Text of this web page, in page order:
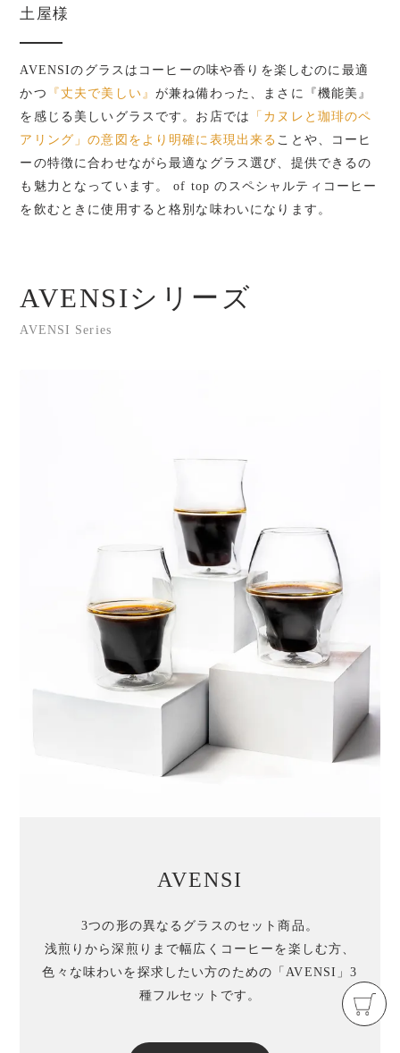
土屋様
AVENSIのグラスはコーヒーの味や香りを楽しむのに最適
かつ
『丈夫で美しい』 が兼ね備わった、まさに『機能美』
を感じる美しいグラスです。お店では
「カヌレと珈琲のペ
アリング」の意図をより明確に表現出来る ことや、コーヒ
ーの特徴に合わせながら最適なグラス選び、提供できるの
も魅力となっています。 of top のスペシャルティコーヒー
を飲むときに使用すると格別な味わいになります。
AVENSIシリーズ
AVENSI Series
AVENSI
3つの形の異なるグラスのセット商品。
浅煎りから深煎りまで幅広くコーヒーを楽しむ方、
色々な味わいを探求したい方のための「AVENSI」3
種フルセットです。